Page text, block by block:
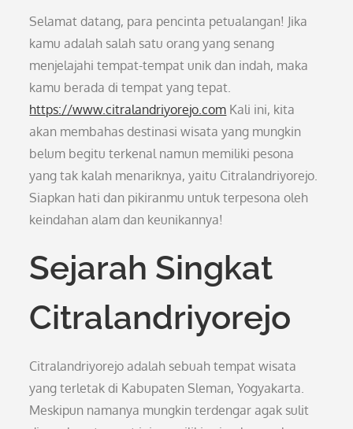
Selamat datang, para pencinta petualangan! Jika
kamu adalah salah satu orang yang senang
menjelajahi tempat-tempat unik dan indah, maka
kamu berada di tempat yang tepat.
https://www.citralandriyorejo.com Kali ini, kita
akan membahas destinasi wisata yang mungkin
belum begitu terkenal namun memiliki pesona
yang tak kalah menariknya, yaitu Citralandriyorejo.
Siapkan hati dan pikiranmu untuk terpesona oleh
keindahan alam dan keunikannya!
Sejarah Singkat
Citralandriyorejo
Citralandriyorejo adalah sebuah tempat wisata
yang terletak di Kabupaten Sleman, Yogyakarta.
Meskipun namanya mungkin terdengar agak sulit